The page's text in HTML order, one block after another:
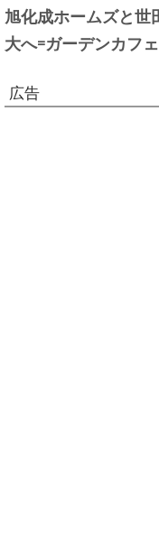
旭化成ホームズと
大へ=ガーデンカフ
広告